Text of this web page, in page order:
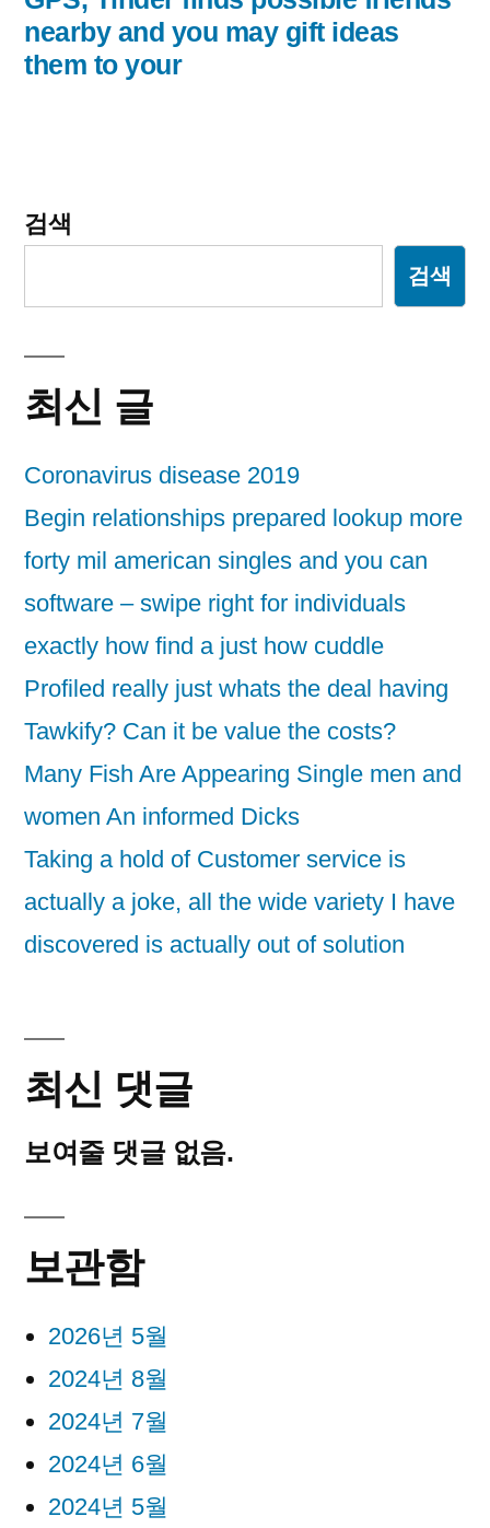
이
션
nearby and you may gift ideas
them to your
검색
검색
최신 글
Coronavirus disease 2019
Begin relationships prepared lookup more
forty mil american singles and you can
software – swipe right for individuals
exactly how find a just how cuddle
Profiled really just whats the deal having
Tawkify? Can it be value the costs?
Many Fish Are Appearing Single men and
women An informed Dicks
Taking a hold of Customer service is
actually a joke, all the wide variety I have
discovered is actually out of solution
최신 댓글
보여줄 댓글 없음.
보관함
2026년 5월
2024년 8월
2024년 7월
2024년 6월
2024년 5월